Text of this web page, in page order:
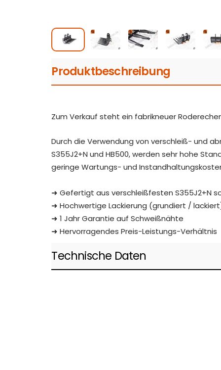
Produktbeschreibung
Zum Verkauf steht ein fabrikneuer
Durch die Verwendung von verschleiß- und
S355J2+N und HB500, werden sehr hohe
geringe Wartungs- und
➜ Gefertigt aus verschleißfesten S355J2+N
➜ Hochwertige Lackierung (grundiert /
➜ 1 Jahr Garantie auf Schweißnähte
➜ Hervorragendes Preis-Leistungs-Verhältnis
Technische Daten